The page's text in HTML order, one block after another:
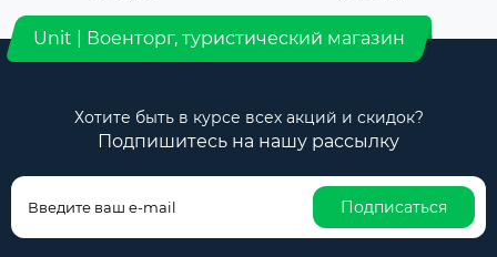
Unit | Военторг, туристический магазин
Хотите быть в курсе всех акций и скидок?
Подпишитесь на нашу рассылку
Подписаться